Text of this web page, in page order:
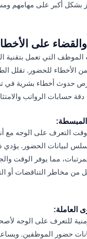
بشكل أكبر على مهامهم
على
التي تعمل بتقنية
من الأخطاء للحضور. تقلل
فرص حدوث أخطاء بشرية
حسابات الرواتب
التعرف على الوجه مع
لبيانات الحضور.
مما يوفر الوقت
من مخاطر التناقضات
العاملة:
للتعرف على الوجه
حضور الموظفين.